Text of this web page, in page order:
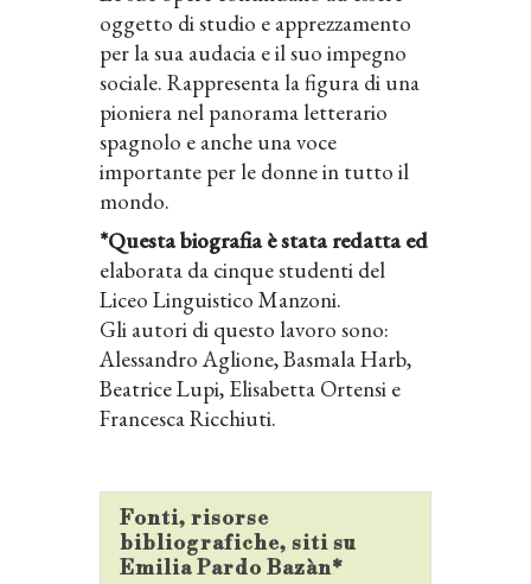
oggetto di studio e apprezzamento
per la sua audacia e il suo impegno
sociale. Rappresenta la figura di una
pioniera nel panorama letterario
spagnolo e anche una voce
importante per le donne in tutto il
mondo.
*Questa biografia è stata redatta ed
elaborata da cinque studenti del
Liceo Linguistico Manzoni.
Gli autori di questo lavoro sono:
Alessandro Aglione, Basmala Harb,
Beatrice Lupi, Elisabetta Ortensi e
Francesca Ricchiuti.
Fonti, risorse
bibliografiche, siti su
Emilia Pardo Bazàn*